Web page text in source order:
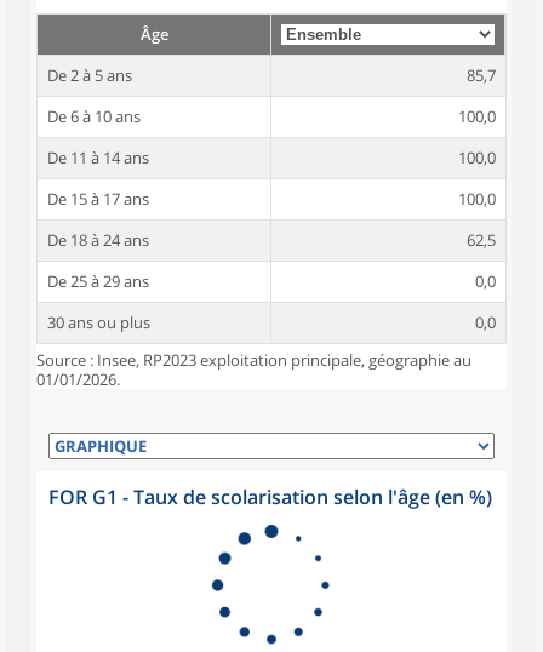
Âge
De 2 à 5 ans
85,7
De 6 à 10 ans
100,0
De 11 à 14 ans
100,0
De 15 à 17 ans
100,0
De 18 à 24 ans
62,5
De 25 à 29 ans
0,0
30 ans ou plus
0,0
Source : Insee, RP2023 exploitation principale, géographie au
01/01/2026.
FOR G1 - Taux de scolarisation selon l'âge (en %)